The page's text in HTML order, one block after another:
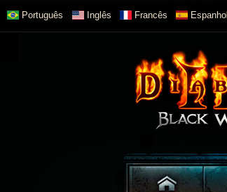
Português Inglês Francês Espanhol